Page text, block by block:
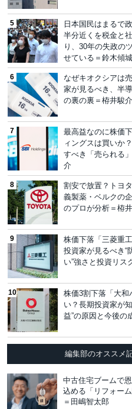
日本国民はまるで
半分近くを税金と
り、30年の失政の
せている＝鈴木傾城
なぜキオクシアは
家が見るべき、半
の裏の裏＝栫井駿介
最高益なのに株価
ィングスは買いか
すべき「売られる
介
割安で放置？トヨ
義製薬・ベルクの
のプロが分析＝栫
株価下落「三菱重
投資家が見るべき“
い”強さと投資リス
株価3割下落「大和
い？長期投資家が
益”の原因と今後の
編集部のオススメ
中古住宅ブームで
込める「リフォー
＝田嶋智太郎